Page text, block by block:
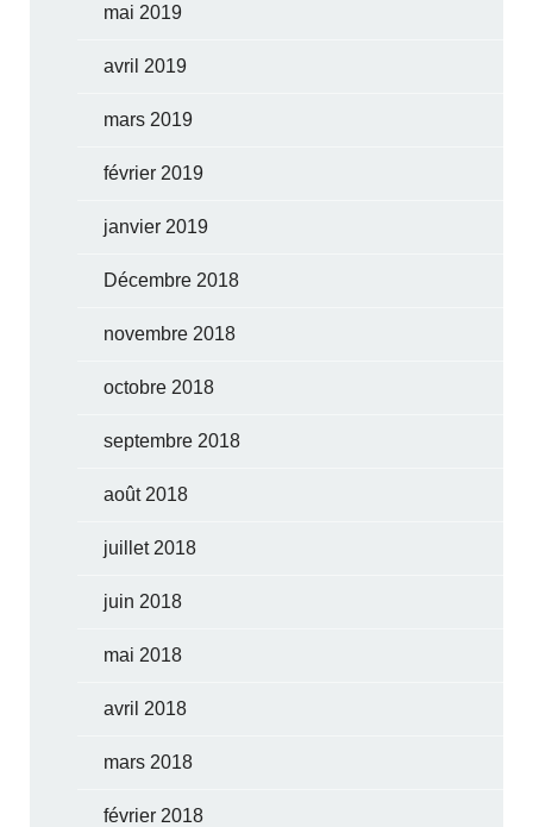
mai 2019
avril 2019
mars 2019
février 2019
janvier 2019
Décembre 2018
novembre 2018
octobre 2018
septembre 2018
août 2018
juillet 2018
juin 2018
mai 2018
avril 2018
mars 2018
février 2018